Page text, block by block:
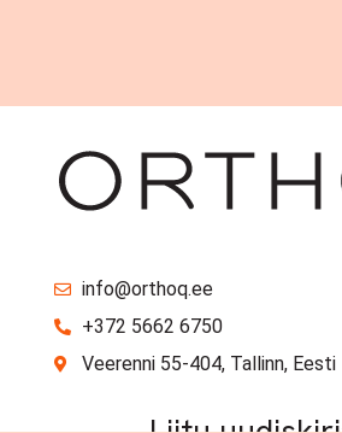
info@orthoq.ee
+372 5662 6750
Veerenni 55-404, Tallinn, Eesti